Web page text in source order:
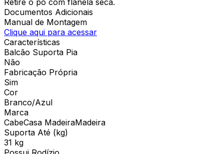
Documentos Adicionais
Manual de Montagem
Clique aqui para acessar
Características
Balcão Suporta Pia
Não
Fabricação Própria
Sim
Cor
Branco/Azul
Marca
CabeCasa MadeiraMadeira
Suporta Até (kg)
31 kg